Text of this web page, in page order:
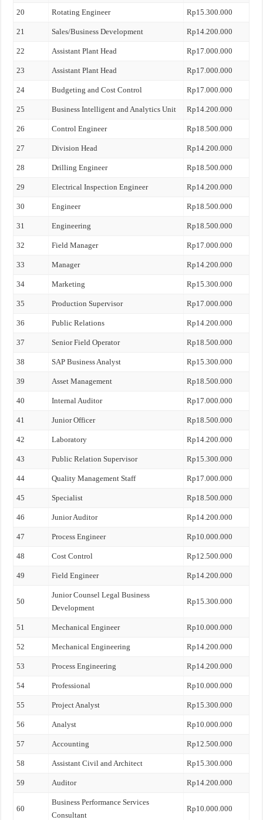
20 Rotating Engineer Rp15.300.000
21 Sales/Business Development Rp14.200.000
22 Assistant Plant Head Rp17.000.000
23 Assistant Plant Head Rp17.000.000
24 Budgeting and Cost Control Rp17.000.000
25 Business Intelligent and Analytics Unit Rp14.200.000
26 Control Engineer Rp18.500.000
27 Division Head Rp14.200.000
28 Drilling Engineer Rp18.500.000
29 Electrical Inspection Engineer Rp14.200.000
30 Engineer Rp18.500.000
31 Engineering Rp18.500.000
32 Field Manager Rp17.000.000
33 Manager Rp14.200.000
34 Marketing Rp15.300.000
35 Production Supervisor Rp17.000.000
36 Public Relations Rp14.200.000
37 Senior Field Operator Rp18.500.000
38 SAP Business Analyst Rp15.300.000
39 Asset Management Rp18.500.000
40 Internal Auditor Rp17.000.000
41 Junior Officer Rp18.500.000
42 Laboratory Rp14.200.000
43 Public Relation Supervisor Rp15.300.000
44 Quality Management Staff Rp17.000.000
45 Specialist Rp18.500.000
46 Junior Auditor Rp14.200.000
47 Process Engineer Rp10.000.000
48 Cost Control Rp12.500.000
49 Field Engineer Rp14.200.000
50
Junior Counsel Legal Business
Development
Rp15.300.000
51 Mechanical Engineer Rp10.000.000
52 Mechanical Engineering Rp14.200.000
53 Process Engineering Rp14.200.000
54 Professional Rp10.000.000
55 Project Analyst Rp15.300.000
56 Analyst Rp10.000.000
57 Accounting Rp12.500.000
58 Assistant Civil and Architect Rp15.300.000
59 Auditor Rp14.200.000
60
Business Performance Services
Consultant
Rp10.000.000